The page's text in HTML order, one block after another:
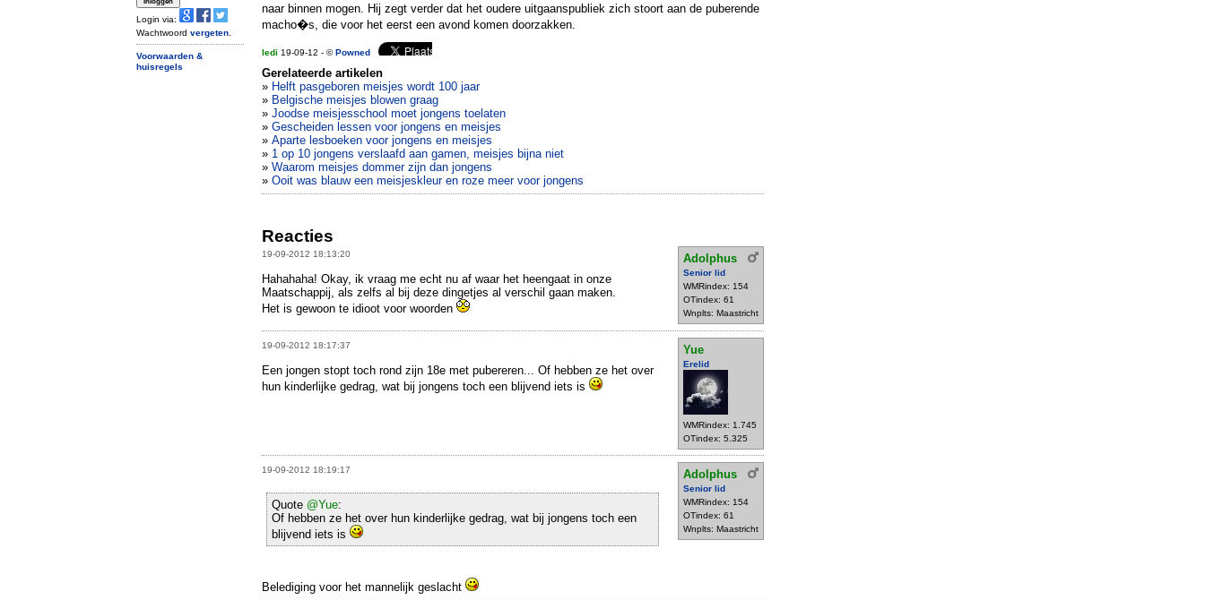
Login via:
Wachtwoord vergeten
Voorwaarden &
huisregels
naar binnen mogen. Hij zegt verder dat het oudere uitgaanspubliek zich stoort aan de puberende
macho�s, die voor het eerst een avond komen doorzakken.
ledi 19-09-12 - ©Powned
Gerelateerde artikelen
» Helft pasgeboren meisjes wordt 100 jaar
» Belgische meisjes blowen graag
» Joodse meisjesschool moet jongens toelaten
» Gescheiden lessen voor jongens en meisjes
» Aparte lesboeken voor jongens en meisjes
» 1 op 10 jongens verslaafd aan gamen, meisjes bijna niet
» Waarom meisjes dommer zijn dan jongens
» Ooit was blauw een meisjeskleur en roze meer voor jongens
Reacties
19-09-2012 18:13:20 Adolphus
Senior lid
WMRindex: 154
OTindex: 61
Wnplts: Maastricht
Hahahaha! Okay, ik vraag me echt nu af waar het heengaat in onze
Maatschappij, als zelfs al bij deze dingetjes al verschil gaan maken.
Het is gewoon te idioot voor woorden
19-09-2012 18:17:37 Yue
Erelid
WMRindex: 1.745
OTindex: 5.325
Een jongen stopt toch rond zijn 18e met pubereren... Of hebben ze het over
hun kinderlijke gedrag, wat bij jongens toch een blijvend iets is
19-09-2012 18:19:17 Adolphus
Senior lid
WMRindex: 154
OTindex: 61
Wnplts: Maastricht
Quote @Yue:
Of hebben ze het over hun kinderlijke gedrag, wat bij jongens toch een
blijvend iets is
Belediging voor het mannelijk geslacht